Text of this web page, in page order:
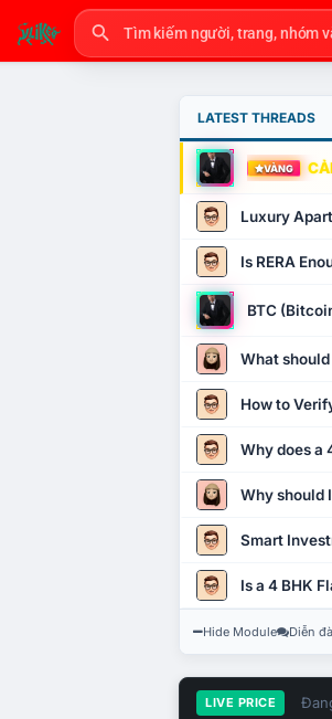
LATEST THREADS
VÀNG
Luxury
Is RERA
BTC
What
How to
Why does a
Why should
Smart
Is a 4 BHK
Hide Module Diễn
LIVE PRICE